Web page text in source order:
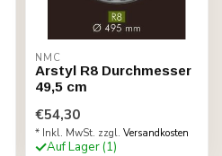
NMC
Arstyl R8 Durchmesser
49,5 cm
€54,30
* Inkl. MwSt. zzgl. Versandkosten
Auf Lager (1)